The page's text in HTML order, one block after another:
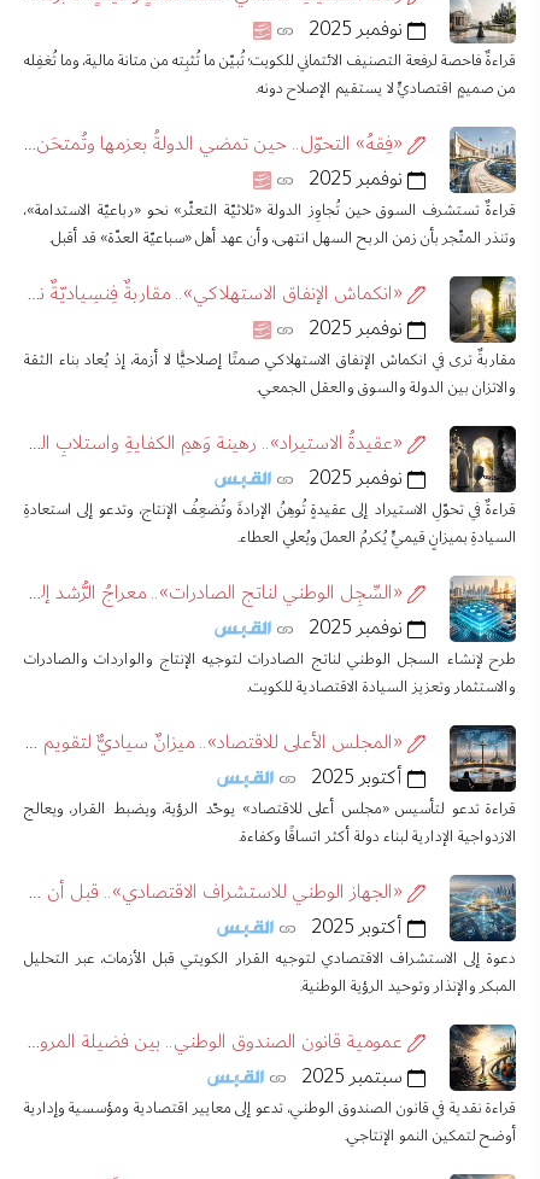
نوفمبر 2025
قراءةٌ فاحصة لرفعة التصنيف الائتماني للكويت؛ تُبيّن ما تُثبِته من متانة مالية، وما تُغفِله
من صميمٍ اقتصاديٍّ لا يستقيم الإصلاح دونه.
«فِقهُ» التحوّل.. حين تمضي الدولةُ بعزمها وتُمتحَن السوقُ بعمقها
نوفمبر 2025
قراءةٌ تستشرف السوق حين تُجاوِز الدولة «ثلاثيّة التعثّر» نحو «رباعيّة الاستدامة»،
وتنذر المتّجر بأن زمن الربح السهل انتهى، وأن عهد أهل «سباعيّة العدّة» قد أقبل.
«انكماش الإنفاق الاستهلاكي».. مقاربةٌ فِنسِياديّةٌ نحو إنصاف العِلّة وفهم المقصد
نوفمبر 2025
مقاربةٌ ترى في انكماش الإنفاق الاستهلاكي صمتًا إصلاحيًّا لا أزمة، إذ يُعاد بناء الثقة
والاتزان بين الدولة والسوق والعقل الجمعي.
«عقيدةُ الاستيراد».. رهينة وَهمِ الكفايةِ واستلابِ السيادة
نوفمبر 2025
قراءةٌ في تحوّلِ الاستيراد إلى عقيدةٍ تُوهِنُ الإرادةَ وتُضعِفُ الإنتاج، وتدعو إلى استعادةِ
السيادةِ بميزانٍ قيميٍّ يُكرمُ العملَ ويُعلي العطاء.
«السِّجِل الوطني لناتج الصادرات».. معراجُ الرُّشد إلى استثمارٍ منتجٍ ومستدام
نوفمبر 2025
طرح لإنشاء السجل الوطني لناتج الصادرات لتوجيه الإنتاج والواردات والصادرات
والاستثمار وتعزيز السيادة الاقتصادية للكويت.
«المجلس الأعلى للاقتصاد».. ميزانٌ سياديٌّ لتقويم المسير
أكتوبر 2025
قراءة تدعو لتأسيس «مجلس أعلى للاقتصاد» يوحّد الرؤية، ويضبط القرار، ويعالج
الازدواجية الإدارية لبناء دولة أكثر اتساقًا وكفاءة.
«الجهاز الوطني للاستشراف الاقتصادي».. قبل أن يستحكم الغياب
أكتوبر 2025
دعوة إلى الاستشراف الاقتصادي لتوجيه القرار الكويتي قبل الأزمات، عبر التحليل
المبكر والإنذار وتوحيد الرؤية الوطنية.
عمومية قانون الصندوق الوطني.. بين فضيلة المرونة وآفة الالتواء
سبتمبر 2025
قراءة نقدية في قانون الصندوق الوطني، تدعو إلى معايير اقتصادية ومؤسسية وإدارية
أوضح لتمكين النمو الإنتاجي.